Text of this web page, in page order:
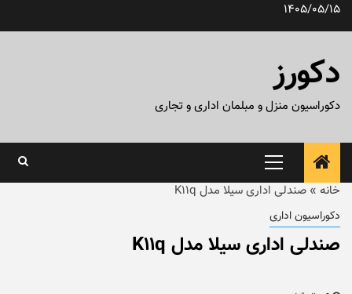
پرش1405/05/15
دکورز
دکوراسیون منزل و مبلمان اداری و تجاری
منوی
اصلی
خانه » صندلی اداری سیلا مدل K11q
دکوراسیون اداری
صندلی اداری سیلا مدل K11q